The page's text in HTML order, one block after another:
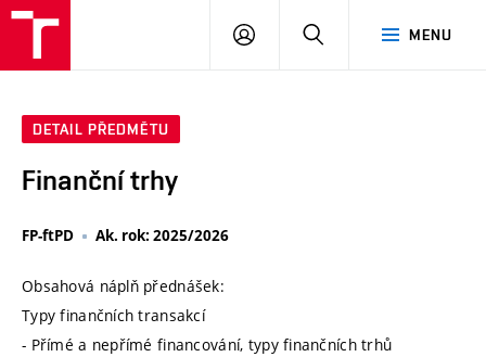
MENU
PŘIHLÁSIT
DETAIL PŘEDMĚTU
Finanční trhy
FP-ftPD Ak. rok: 2025/2026
Obsahová náplň přednášek:
Typy finančních transakcí
- Přímé a nepřímé financování, typy finančních trhů